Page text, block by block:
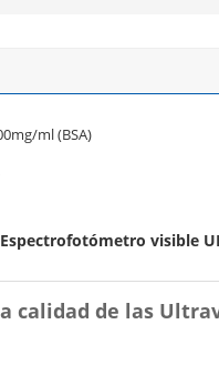
ml (BSA)
Espectrofotómetro visible
calidad de las